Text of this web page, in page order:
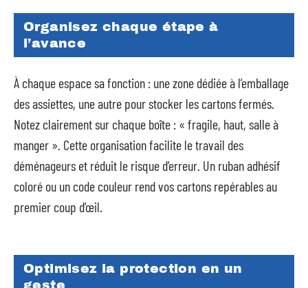
Organisez chaque étape à
l’avance
À chaque espace sa fonction : une zone dédiée à l’emballage
des assiettes, une autre pour stocker les cartons fermés.
Notez clairement sur chaque boîte : « fragile, haut, salle à
manger ». Cette organisation facilite le travail des
déménageurs et réduit le risque d’erreur. Un ruban adhésif
coloré ou un code couleur rend vos cartons repérables au
premier coup d’œil.
Optimisez la protection en un
geste